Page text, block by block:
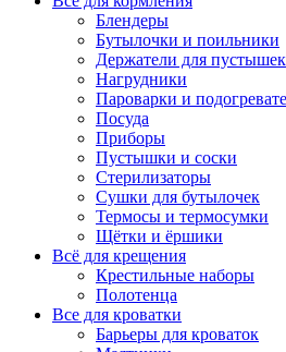
Блендеры
Бутылочки и поильники
Держатели для пустышек
Нагрудники
Пароварки и
Посуда
Приборы
Пустышки и соски
Стерилизаторы
Сушки для бутылочек
Термосы и термосумки
Щётки и ёршики
Всё для крещения
Крестильные наборы
Полотенца
Все для кроватки
Барьеры для кроваток